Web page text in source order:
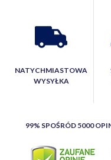
NATYCHMIASTOWA
WYSYŁKA
99% SPOŚRÓD 5000